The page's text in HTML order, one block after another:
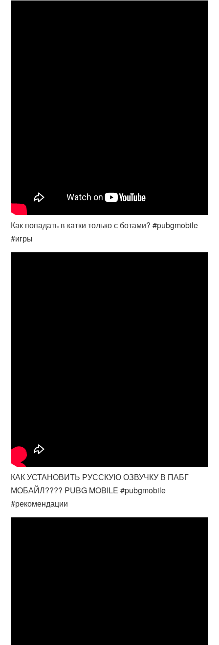
Как попадать в катки только с ботами? #pubgmobile
#игры
КАК УСТАНОВИТЬ РУССКУЮ ОЗВУЧКУ В ПАБГ
МОБАЙЛ???? PUBG MOBILE #pubgmobile
#рекомендации